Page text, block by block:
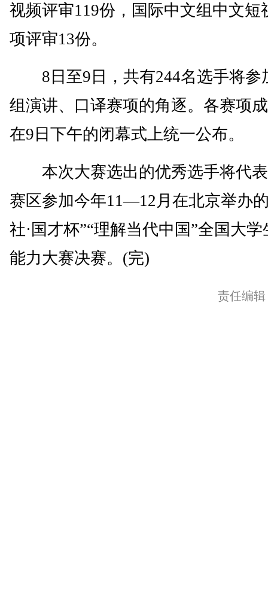
视频评审119份，国际中文组中文短
项评审13份。
8日至9日，共有244名选手将参
组演讲、口译赛项的角逐。各赛项
在9日下午的闭幕式上统一公布。
本次大赛选出的优秀选手将代
赛区参加今年11—12月在北京举办
社·国才杯”“理解当代中国”全国大
能力大赛决赛。(完)
责任编